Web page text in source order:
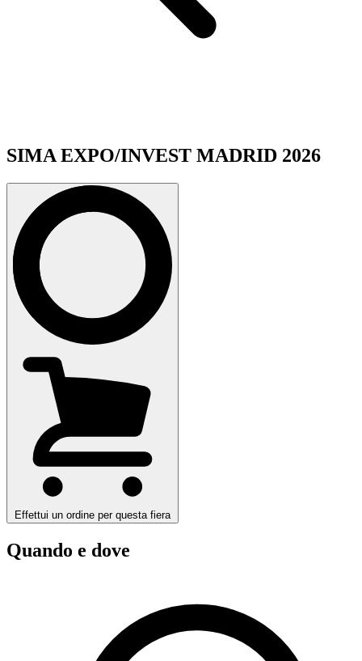
SIMA EXPO/INVEST MADRID 2026
Effettui un ordine per questa fiera
Quando e dove